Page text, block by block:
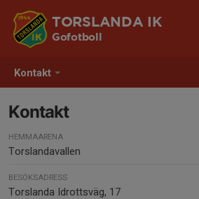
Kontakt
TORSLANDA IK
Gofotboll
Kontakt
HEMMAARENA
Torslandavallen
BESÖKSADRESS
Torslanda Idrottsväg, 17